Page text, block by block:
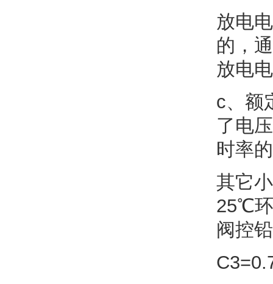
放电
的，
放电
c、额
了电
时率
其它
25℃环
阀控